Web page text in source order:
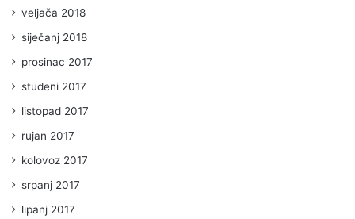
veljača 2018
siječanj 2018
prosinac 2017
studeni 2017
listopad 2017
rujan 2017
kolovoz 2017
srpanj 2017
lipanj 2017